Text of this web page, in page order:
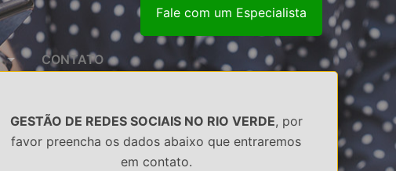
CONTATO
Fale com um Especialista
GESTÃO DE REDES SOCIAIS NO RIO VERDE, por
favor preencha os dados abaixo que entraremos
em contato.